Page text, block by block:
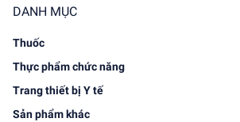
DANH MỤC
Thuốc
Thực phẩm chức năng
Trang thiết bị Y tế
Sản phẩm khác